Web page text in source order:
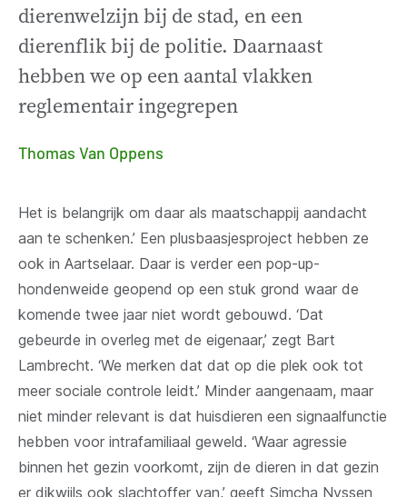
dierenwelzijn bij de stad, en een
dierenflik bij de politie. Daarnaast
hebben we op een aantal vlakken
reglementair ingegrepen
Thomas Van Oppens
Het is belangrijk om daar als maatschappij aandacht
aan te schenken.’ Een plusbaasjesproject hebben ze
ook in Aartselaar. Daar is verder een pop-up-
hondenweide geopend op een stuk grond waar de
komende twee jaar niet wordt gebouwd. ‘Dat
gebeurde in overleg met de eigenaar,’ zegt Bart
Lambrecht. ‘We merken dat dat op die plek ook tot
meer sociale controle leidt.’ Minder aangenaam, maar
niet minder relevant is dat huisdieren een signaalfunctie
hebben voor intrafamiliaal geweld. ‘Waar agressie
binnen het gezin voorkomt, zijn de dieren in dat gezin
er dikwijls ook slachtoffer van,’ geeft Simcha Nyssen